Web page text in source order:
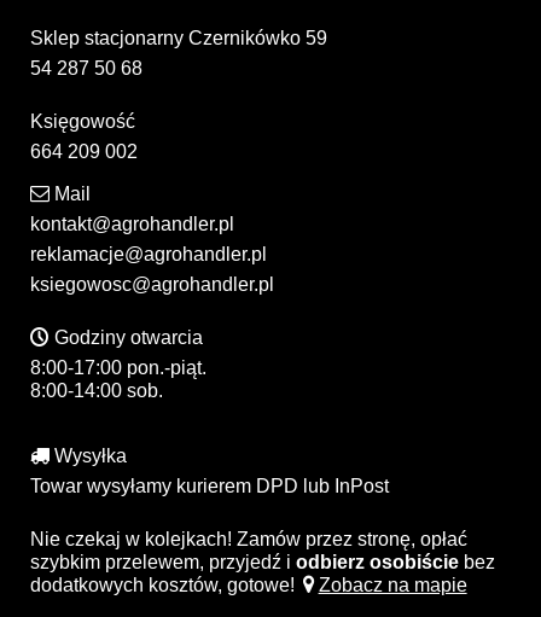
Sklep stacjonarny Czernikówko 59
54 287 50 68
Księgowość
664 209 002
Mail
kontakt@agrohandler.pl
reklamacje@agrohandler.pl
ksiegowosc@agrohandler.pl
Godziny otwarcia
8:00-17:00 pon.-piąt.
8:00-14:00 sob.
Wysyłka
Towar wysyłamy kurierem DPD lub InPost
Nie czekaj w kolejkach! Zamów przez stronę, opłać
szybkim przelewem, przyjedź i odbierz osobiście bez
dodatkowych kosztów, gotowe!
Zobacz na mapie